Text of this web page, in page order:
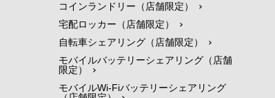
コインランドリー（店舗限定）
宅配ロッカー（店舗限定）
自転車シェアリング（店舗限定）
モバイルバッテリーシェアリング（店舗
限定）
モバイルWi-Fiバッテリーシェアリング